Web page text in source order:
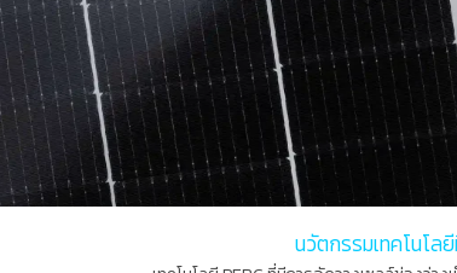
นวัตกรรมเทคโนโล